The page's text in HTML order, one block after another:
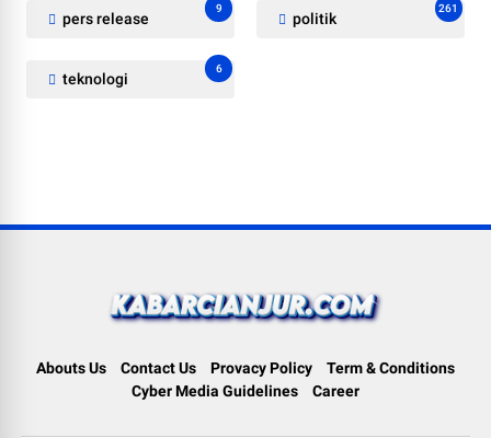
pers release
9
politik
261
teknologi
6
Abouts Us Contact Us Provacy Policy
Term & Conditions
Cyber Media Guidelines
Career